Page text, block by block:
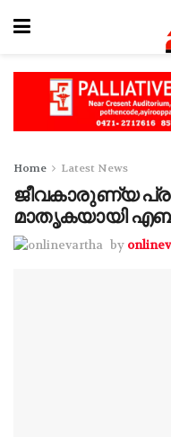
Home Latest News
ജീവകാരുണ്യ
മാതൃകയായി
by